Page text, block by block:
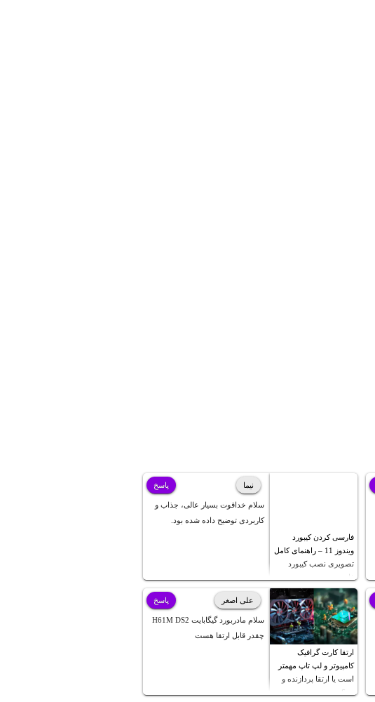
فارسی کردن کیبورد
ویندوز 11 – راهنمای کامل
تصویری نصب کیبورد
فارسی
نیما
سلام خداقوت بسیار عالی، جذاب و
کاربردی توضیح داده شده بود.
پاسخ
ارتقا کارت گرافیک
کامپیوتر و لپ تاپ مهمتر
است یا ارتقا پردازنده و
رم؟
علی اصغر
سلام مادربورد گیگابایت H61M DS2
چقدر قابل ارتقا هست
پاسخ